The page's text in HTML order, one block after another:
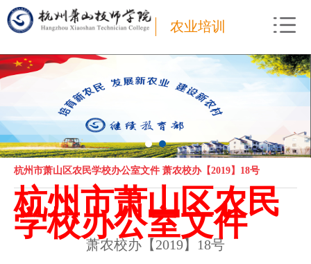
农业培训
杭州市萧山区农民学校办公室文件 萧农校办【2019】18号
杭州市萧山区农民
学校办公室文件
萧农校办【2019】 18号